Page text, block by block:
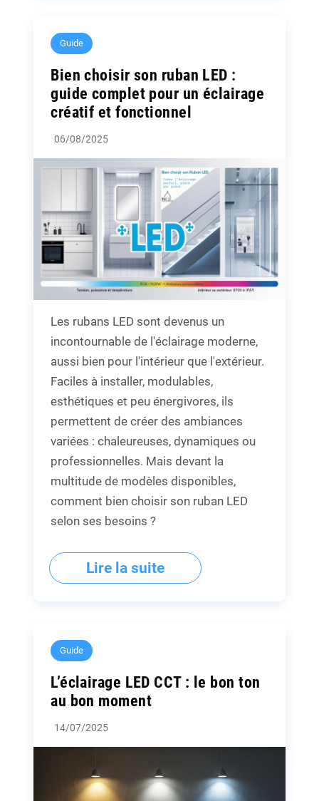
Guide
Bien choisir son ruban LED :
guide complet pour un éclairage
créatif et fonctionnel
06/08/2025
Les rubans LED sont devenus un
incontournable de l'éclairage moderne,
aussi bien pour l'intérieur que l'extérieur.
Faciles à installer, modulables,
esthétiques et peu énergivores, ils
permettent de créer des ambiances
variées : chaleureuses, dynamiques ou
professionnelles. Mais devant la
multitude de modèles disponibles,
comment bien choisir son ruban LED
selon ses besoins ?
Lire la suite
Guide
L’éclairage LED CCT : le bon ton
au bon moment
14/07/2025